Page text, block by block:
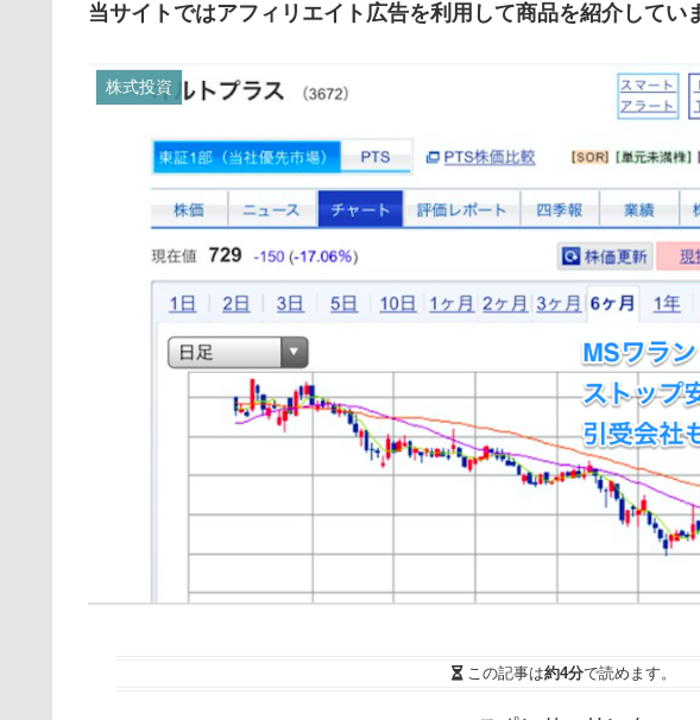
当サイトではアフィリエイト広告を利用して商品を紹介してい
株式投資
この記事は約4分で読めます。